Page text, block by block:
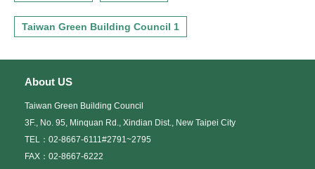
Taiwan Green Building Council 1
About US
Taiwan Green Building Council
3F., No. 95, Minquan Rd., Xindian Dist., New Taipei City
TEL：02-8667-6111#2791~2795
FAX：02-8667-6222